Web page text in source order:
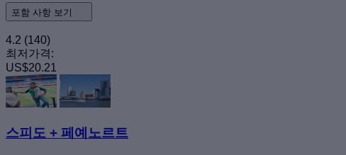
포함 사항 보기
4.2 (140)
최저가격:
US$20.21
스피도 + 페예노르트